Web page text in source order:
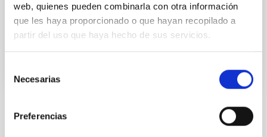
web, quienes pueden combinarla con otra información
que les haya proporcionado o que hayan recopilado a
partir del uso que haya hecho de sus servicios.
Necesarias
Preferencias
categoría profesional de Técnico/a de Taller, acogido
al Convenio y que tendrá, entre otras